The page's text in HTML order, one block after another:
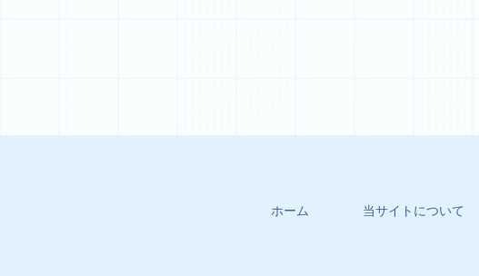
ホーム 当サイトについて